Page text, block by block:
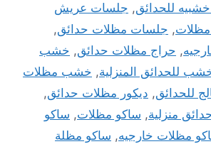
للحدائق, جلسات عريش
, جلسات مظلات حدائق,
, حراج مظلات حدائق, خشب
للحدائق المنزلية, خشب مظلات
للحدائق, ديكور مظلات حدائق,
منزلية, ساكو مظلات, ساكو
مظلات خارجيه, ساكو مظلة